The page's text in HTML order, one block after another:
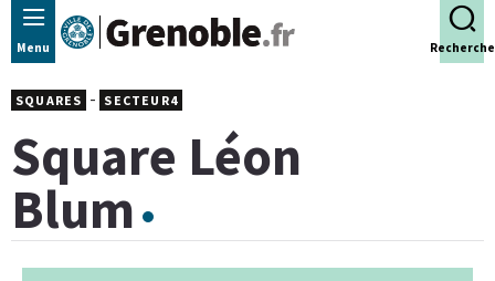
Panneau de gestion des cookies
Menu Recherche
Square Léon
Blum
SQUARES - SECTEUR4